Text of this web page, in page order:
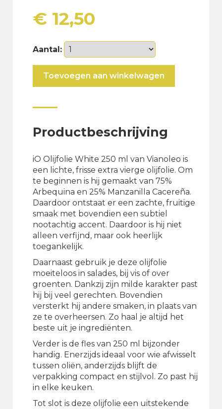
€ 12,50
Aantal:
olijfolie
Toevoegen aan winkelwagen
Productbeschrijving
iO Olijfolie White 250 ml van Vianoleo is
een lichte, frisse extra vierge olijfolie. Om
te beginnen is hij gemaakt van 75%
Arbequina en 25% Manzanilla Cacereña.
Daardoor ontstaat er een zachte, fruitige
smaak met bovendien een subtiel
nootachtig accent. Daardoor is hij niet
alleen verfijnd, maar ook heerlijk
toegankelijk.
Daarnaast gebruik je deze olijfolie
moeiteloos in salades, bij vis of over
groenten. Dankzij zijn milde karakter past
hij bij veel gerechten. Bovendien
versterkt hij andere smaken, in plaats van
ze te overheersen. Zo haal je altijd het
beste uit je ingrediënten.
Verder is de fles van 250 ml bijzonder
handig. Enerzijds ideaal voor wie afwisselt
tussen oliën, anderzijds blijft de
verpakking compact en stijlvol. Zo past hij
in elke keuken.
Tot slot is deze olijfolie een uitstekende